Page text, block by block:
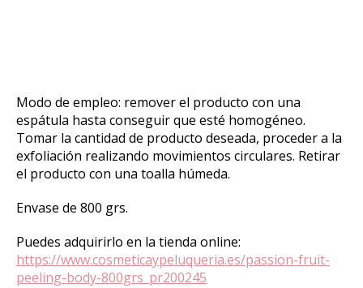
Modo de empleo: remover el producto con una
espátula hasta conseguir que esté homogéneo.
Tomar la cantidad de producto deseada, proceder a la
exfoliación realizando movimientos circulares. Retirar
el producto con una toalla húmeda.
Envase de 800 grs.
Puedes adquirirlo en la tienda online:
https://www.cosmeticaypeluqueria.es/passion-fruit-
peeling-body-800grs_pr200245